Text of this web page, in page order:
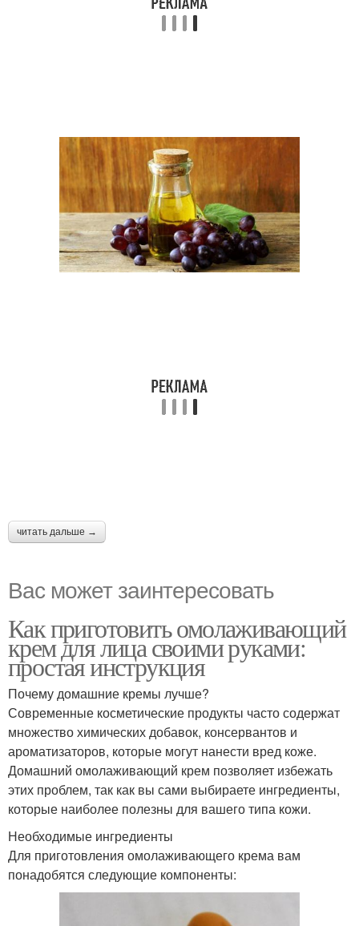
читать дальше →
Вас может заинтересовать
Как приготовить омолаживающий
крем для лица своими руками:
простая инструкция
Почему домашние кремы лучше?
Современные косметические продукты часто содержат
множество химических добавок, консервантов и
ароматизаторов, которые могут нанести вред коже.
Домашний омолаживающий крем позволяет избежать
этих проблем, так как вы сами выбираете ингредиенты,
которые наиболее полезны для вашего типа кожи.
Необходимые ингредиенты
Для приготовления омолаживающего крема вам
понадобятся следующие компоненты: